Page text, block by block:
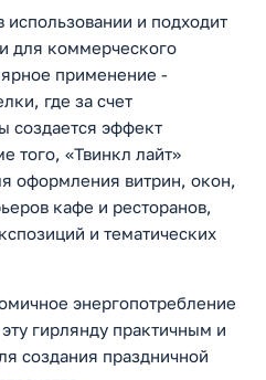
использовании и подходит
для коммерческого
применение -
где за счет
создается эффект
того, «Твинкл лайт»
оформления витрин, окон,
кафе и ресторанов,
и тематических
энергопотребление
гирлянду практичным и
создания праздничной